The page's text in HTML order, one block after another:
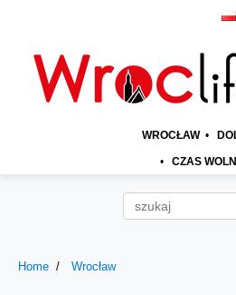
WROCŁAW •
• CZAS
Home Wrocław